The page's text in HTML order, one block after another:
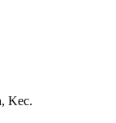
Kec.